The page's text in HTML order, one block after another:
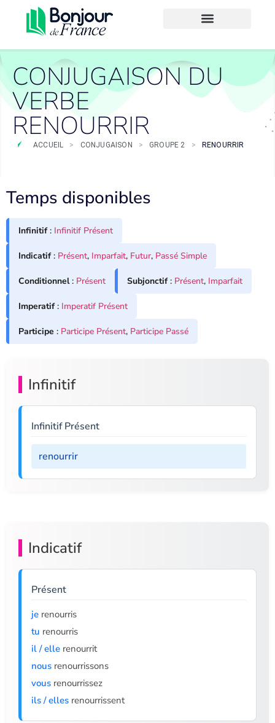
CONJUGAISON DU
VERBE
RENOURRIR
ACCUEIL > CONJUGAISON > GROUPE 2 > RENOURRIR
Temps disponibles
Infinitif: Infinitif Présent
Indicatif: Présent, Imparfait, Futur, Passé Simple
Conditionnel: Présent Subjonctif: Présent, Imparfait
Imperatif: Imperatif Présent
Participe : Participe Présent, Participe Passé
Infinitif
Infinitif Présent
renourrir
Indicatif
Présent
je renourris
tu renourris
il / elle renourrit
nous renourrissons
vous renourrissez
ils / elles renourrissent